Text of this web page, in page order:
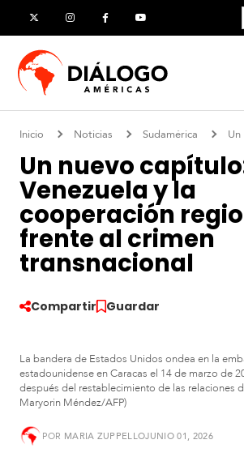
al
contenido
X InstagramFacebookYouTube
S
u
d
a
Inicio Noticias Sudamérica Un nuevo
Un nuevo
Venezuela y la
cooperación
frente al crimen
transnacional
Compartir Guardar
La bandera de Estados Unidos ondea en la
estadounidense en Caracas el 14 de marzo de
después del restablecimiento de las relaciones
Maryorin Méndez/AFP)
POR MARIA ZUPPELLOJUNIO 01, 2026